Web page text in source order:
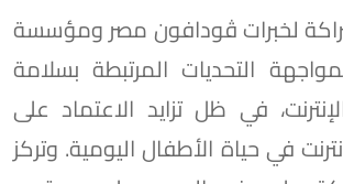
لخبرات ڤودافون مصر ومؤسسة
التحديات المرتبطة بسلامة
في ظل تزايد الاعتماد على
في حياة الأطفال اليومية. وتركز